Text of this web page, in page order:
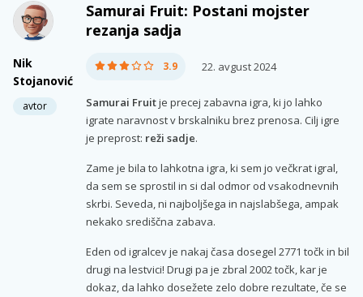
Nik
Stojanović
avtor
Samurai Fruit: Postani mojster
rezanja sadja
3.9 22. avgust 2024
Samurai Fruitje precej zabavna igra, ki jo lahko
igrate naravnost v brskalniku brez prenosa. Cilj igre
je preprost: reži sadje.
Zame je bila to lahkotna igra, ki sem jo večkrat igral,
da sem se sprostil in si dal odmor od vsakodnevnih
skrbi. Seveda, ni najboljšega in najslabšega, ampak
nekako središčna zabava.
Eden od igralcev je nakaj časa dosegel 2771 točk in bil
drugi na lestvici! Drugi pa je zbral 2002 točk, kar je
dokaz, da lahko dosežete zelo dobre rezultate, če se